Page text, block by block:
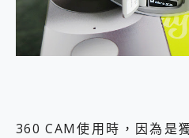
360 CAM使用時，因為是